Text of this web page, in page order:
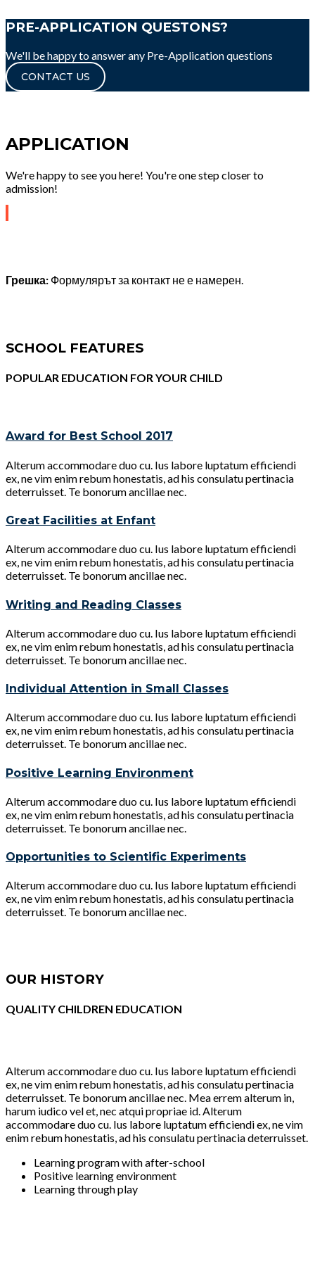
PRE-APPLICATION QUESTONS?
We'll be happy to answer any Pre-Application questions
CONTACT US
APPLICATION
We're happy to see you here! You're one step closer to
admission!
Грешка: Формулярът за контакт не е намерен.
SCHOOL FEATURES
POPULAR EDUCATION FOR YOUR CHILD
Award for Best School 2017
Alterum accommodare duo cu. Ius labore luptatum efficiendi
ex, ne vim enim rebum honestatis, ad his consulatu pertinacia
deterruisset. Te bonorum ancillae nec.
Great Facilities at Enfant
Alterum accommodare duo cu. Ius labore luptatum efficiendi
ex, ne vim enim rebum honestatis, ad his consulatu pertinacia
deterruisset. Te bonorum ancillae nec.
Writing and Reading Classes
Alterum accommodare duo cu. Ius labore luptatum efficiendi
ex, ne vim enim rebum honestatis, ad his consulatu pertinacia
deterruisset. Te bonorum ancillae nec.
Individual Attention in Small Classes
Alterum accommodare duo cu. Ius labore luptatum efficiendi
ex, ne vim enim rebum honestatis, ad his consulatu pertinacia
deterruisset. Te bonorum ancillae nec.
Positive Learning Environment
Alterum accommodare duo cu. Ius labore luptatum efficiendi
ex, ne vim enim rebum honestatis, ad his consulatu pertinacia
deterruisset. Te bonorum ancillae nec.
Opportunities to Scientific Experiments
Alterum accommodare duo cu. Ius labore luptatum efficiendi
ex, ne vim enim rebum honestatis, ad his consulatu pertinacia
deterruisset. Te bonorum ancillae nec.
OUR HISTORY
QUALITY CHILDREN EDUCATION
Alterum accommodare duo cu. Ius labore luptatum efficiendi
ex, ne vim enim rebum honestatis, ad his consulatu pertinacia
deterruisset. Te bonorum ancillae nec. Mea errem alterum in,
harum iudico vel et, nec atqui propriae id. Alterum
accommodare duo cu. Ius labore luptatum efficiendi ex, ne vim
enim rebum honestatis, ad his consulatu pertinacia deterruisset.
Learning program with after-school
Positive learning environment
Learning through play